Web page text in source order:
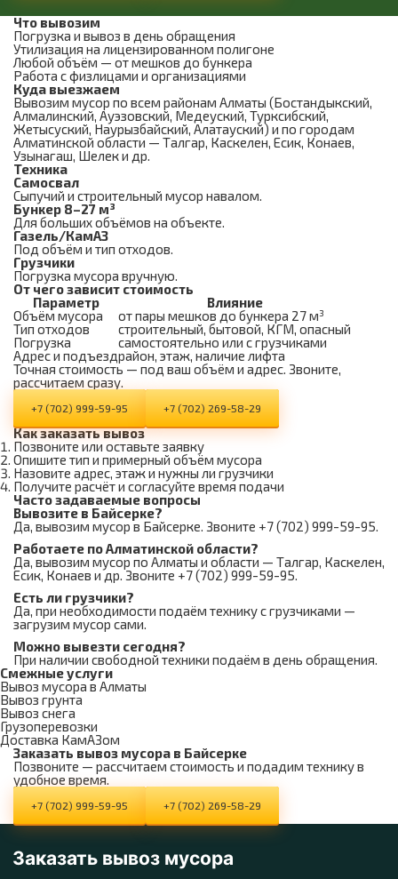
Что вывозим
Погрузка и вывоз в день обращения
Утилизация на лицензированном полигоне
Любой объём — от мешков до бункера
Работа с физлицами и организациями
Куда выезжаем
Вывозим мусор по всем районам Алматы (Бостандыкский,
Алмалинский, Ауэзовский, Медеуский, Турксибский,
Жетысуский, Наурызбайский, Алатауский) и по городам
Алматинской области — Талгар, Каскелен, Есик, Конаев,
Узынагаш, Шелек и др.
Техника
Самосвал
Сыпучий и строительный мусор навалом.
Бункер 8–27 м³
Для больших объёмов на объекте.
Газель/КамАЗ
Под объём и тип отходов.
Грузчики
Погрузка мусора вручную.
От чего зависит стоимость
Параметр
Влияние
Объём мусора
от пары мешков до бункера 27 м³
Тип отходов
строительный, бытовой, КГМ, опасный
Погрузка
самостоятельно или с грузчиками
Адрес и подъездрайон, этаж, наличие лифта
Точная стоимость — под ваш объём и адрес. Звоните,
рассчитаем сразу.
+7 (702) 999-59-95 +7 (702) 269-58-29
Как заказать вывоз
Позвоните или оставьте заявку
Опишите тип и примерный объём мусора
Назовите адрес, этаж и нужны ли грузчики
Получите расчёт и согласуйте время подачи
Часто задаваемые вопросы
Вывозите в Байсерке?
Да, вывозим мусор в Байсерке. Звоните +7 (702) 999-59-95.
Работаете по Алматинской области?
Да, вывозим мусор по Алматы и области — Талгар, Каскелен,
Есик, Конаев и др. Звоните +7 (702) 999-59-95.
Есть ли грузчики?
Да, при необходимости подаём технику с грузчиками —
загрузим мусор сами.
Можно вывезти сегодня?
При наличии свободной техники подаём в день обращения.
Смежные услуги
Вывоз мусора в Алматы
Вывоз грунта
Вывоз снега
Грузоперевозки
Доставка КамАЗом
Заказать вывоз мусора в Байсерке
Позвоните — рассчитаем стоимость и подадим технику в
удобное время.
+7 (702) 999-59-95 +7 (702) 269-58-29
Заказать вывоз мусора